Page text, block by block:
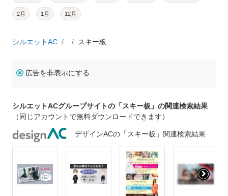
2月 1月 12月
シルエットAC スキー板
広告を非表示にする
シルエットACグループサイトの「スキー板」の関連検索結果
（同じアカウントで無料ダウンロードできます）
デザインACの「スキー板」関連検索結果